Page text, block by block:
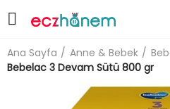
Ana Sayfa Anne & Bebek
Bebelac 3 Devam Sütü 800 gr